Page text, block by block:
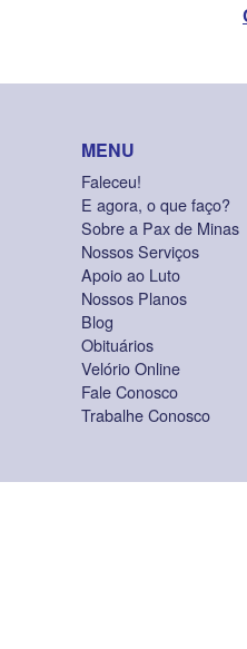
MENU
Faleceu!
E agora, o que faço?
Sobre a Pax de Minas
Nossos Serviços
Apoio ao Luto
Nossos Planos
Blog
Obituários
Velório Online
Fale Conosco
Trabalhe Conosco